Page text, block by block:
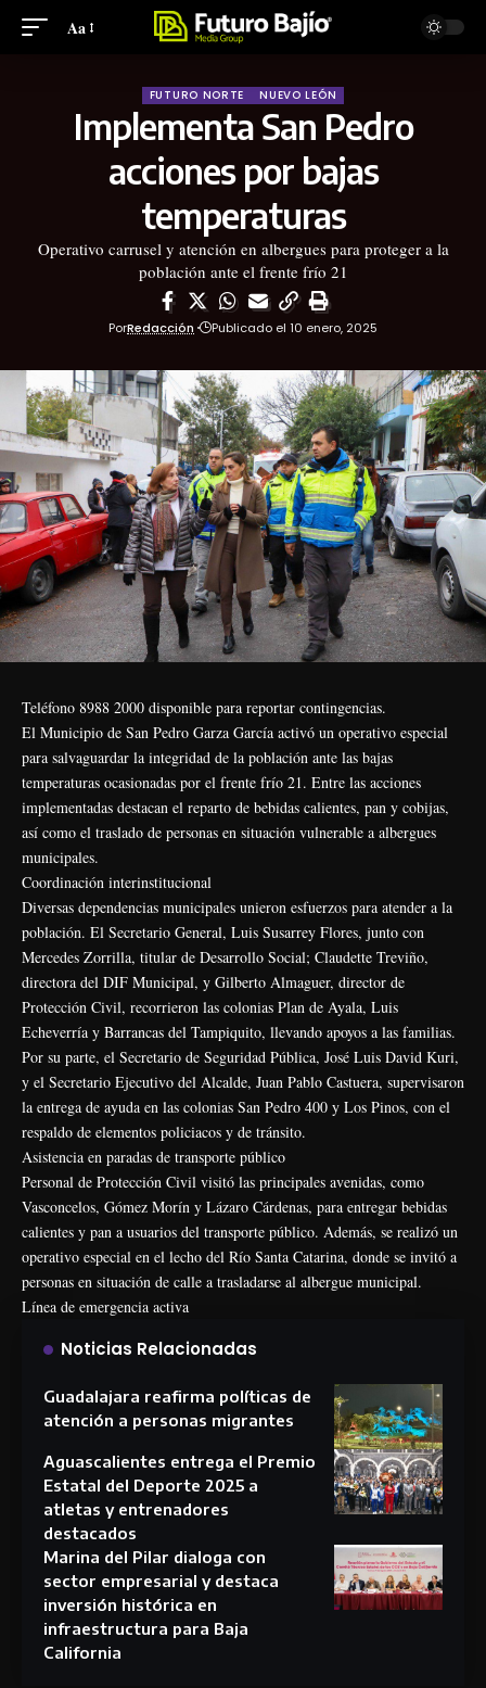
Aa
FUTURO NORTE NUEVO LEÓN
Implementa San Pedro
acciones por bajas
temperaturas
Operativo carrusel y atención en albergues para proteger a la
población ante el frente frío 21
PorRedacción Publicado el 10 enero, 2025
Teléfono 8988 2000 disponible para reportar contingencias.
El Municipio de San Pedro Garza García activó un operativo especial
para salvaguardar la integridad de la población ante las bajas
temperaturas ocasionadas por el frente frío 21. Entre las acciones
implementadas destacan el reparto de bebidas calientes, pan y cobijas,
así como el traslado de personas en situación vulnerable a albergues
municipales.
Coordinación interinstitucional
Diversas dependencias municipales unieron esfuerzos para atender a la
población. El Secretario General, Luis Susarrey Flores, junto con
Mercedes Zorrilla, titular de Desarrollo Social; Claudette Treviño,
directora del DIF Municipal, y Gilberto Almaguer, director de
Protección Civil, recorrieron las colonias Plan de Ayala, Luis
Echeverría y Barrancas del Tampiquito, llevando apoyos a las familias.
Por su parte, el Secretario de Seguridad Pública, José Luis David Kuri,
y el Secretario Ejecutivo del Alcalde, Juan Pablo Castuera, supervisaron
la entrega de ayuda en las colonias San Pedro 400 y Los Pinos, con el
respaldo de elementos policiacos y de tránsito.
Asistencia en paradas de transporte público
Personal de Protección Civil visitó las principales avenidas, como
Vasconcelos, Gómez Morín y Lázaro Cárdenas, para entregar bebidas
calientes y pan a usuarios del transporte público. Además, se realizó un
operativo especial en el lecho del Río Santa Catarina, donde se invitó a
personas en situación de calle a trasladarse al albergue municipal.
Línea de emergencia activa
Noticias Relacionadas
Guadalajara reafirma políticas de
atención a personas migrantes
Aguascalientes entrega el Premio
Estatal del Deporte 2025 a
atletas y entrenadores
destacados
Marina del Pilar dialoga con
sector empresarial y destaca
inversión histórica en
infraestructura para Baja
California